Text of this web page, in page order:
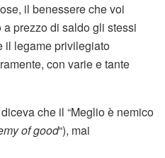
il benessere che voi
prezzo di saldo gli stessi
il legame privilegiato
con varie e tante
che il “Meglio è nemico
of good“), mai